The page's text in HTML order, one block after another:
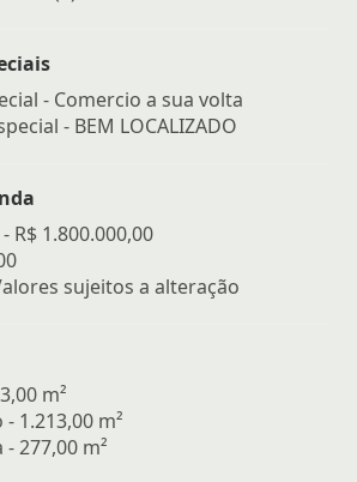
- Comercio a sua volta
- BEM LOCALIZADO
R$ 1.800.000,00
sujeitos a alteração
m²
1.213,00 m²
277,00 m²